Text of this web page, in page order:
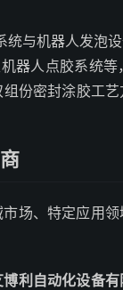
与机器人发泡
器人点胶系统
份密封涂胶工
场、特定应用
博利自动化设备